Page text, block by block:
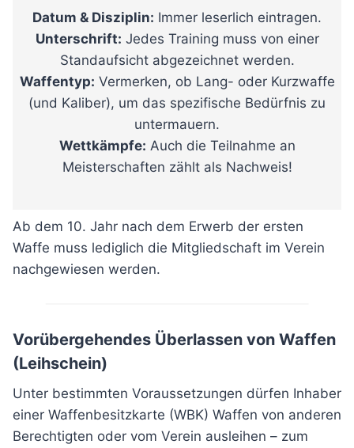
Datum & Disziplin: Immer leserlich eintragen.
Unterschrift: Jedes Training muss von einer
Standaufsicht abgezeichnet werden.
Waffentyp: Vermerken, ob Lang- oder Kurzwaffe
(und Kaliber), um das spezifische Bedürfnis zu
untermauern.
Wettkämpfe: Auch die Teilnahme an
Meisterschaften zählt als Nachweis!
Ab dem 10. Jahr nach dem Erwerb der ersten
Waffe muss lediglich die Mitgliedschaft im Verein
nachgewiesen werden.
Vorübergehendes Überlassen von Waffen
(Leihschein)
Unter bestimmten Voraussetzungen dürfen Inhaber
einer Waffenbesitzkarte (WBK) Waffen von anderen
Berechtigten oder vom Verein ausleihen – zum